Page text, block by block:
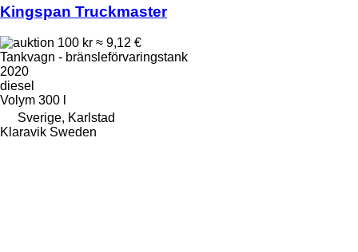
Kingspan Truckmaster
100 kr ≈ 9,12 €
Tankvagn - bränsleförvaringstank
2020
diesel
Volym 300 l
Sverige, Karlstad
Klaravik Sweden